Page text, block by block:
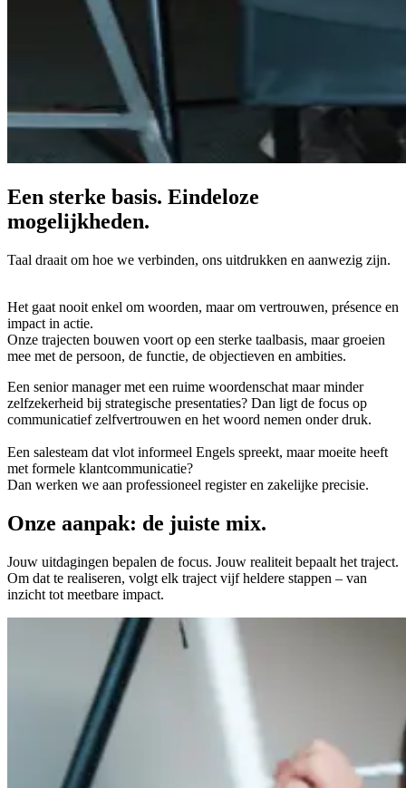
Een sterke basis. Eindeloze
mogelijkheden.
Taal draait om hoe we verbinden, ons uitdrukken en aanwezig zijn.
Het gaat nooit enkel om woorden, maar om vertrouwen, présence en
impact in actie.
Onze trajecten bouwen voort op een sterke taalbasis, maar groeien
mee met de persoon, de functie, de objectieven en ambities.
Een senior manager met een ruime woordenschat maar minder
zelfzekerheid bij strategische presentaties? Dan ligt de focus op
communicatief zelfvertrouwen en het woord nemen onder druk.
Een salesteam dat vlot informeel Engels spreekt, maar moeite heeft
met formele klantcommunicatie?
Dan werken we aan professioneel register en zakelijke precisie.
Onze aanpak: de juiste mix.
Jouw uitdagingen bepalen de focus. Jouw realiteit bepaalt het traject.
Om dat te realiseren, volgt elk traject vijf heldere stappen – van
inzicht tot meetbare impact.